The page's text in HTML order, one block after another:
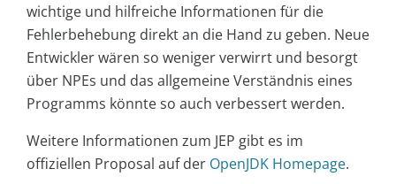
wichtige und hilfreiche Informationen für die
Fehlerbehebung direkt an die Hand zu geben. Neue
Entwickler wären so weniger verwirrt und besorgt
über NPEs und das allgemeine Verständnis eines
Programms könnte so auch verbessert werden.
Weitere Informationen zum JEP gibt es im
offiziellen Proposal auf der OpenJDK Homepage.